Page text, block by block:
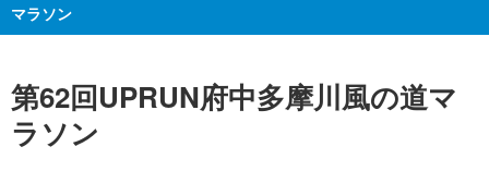
マラソン
第62回UPRUN府中多摩川風の道マ
ラソン